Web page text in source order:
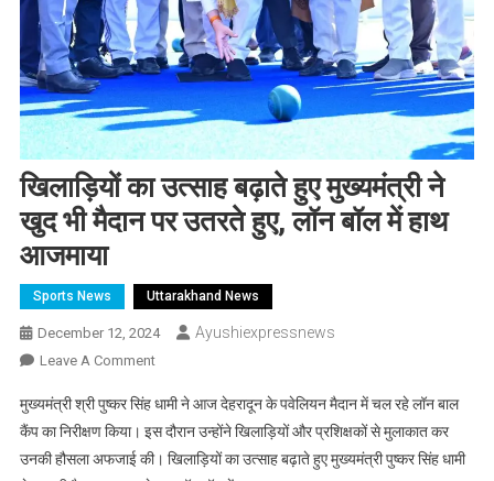
खिलाड़ियों का उत्साह बढ़ाते हुए मुख्यमंत्री ने
खुद भी मैदान पर उतरते हुए, लॉन बॉल में हाथ
आजमाया
Sports News Uttarakhand News
December 12, 2024 Ayushiexpressnews
Leave A CommentOn
का
उत्साह
बढ़ाते
मुख्यमंत्री श्री पुष्कर सिंह धामी ने आज देहरादून के पवेलियन मैदान में चल रहे लॉन बाल
कैंप का निरीक्षण किया। इस दौरान उन्होंने खिलाड़ियों और प्रशिक्षकों से मुलाकात कर
उनकी हौसला अफजाई की। खिलाड़ियों का उत्साह बढ़ाते हुए मुख्यमंत्री पुष्कर सिंह धामी